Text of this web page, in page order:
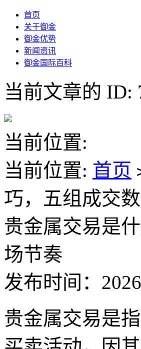
首页
关于御金
御金优势
新闻资讯
御金国际百科
当前文章的 ID:
当前位置:
当前位置: 首页
巧，五组成交
贵金属交易是
场节奏
发布时间：
贵金属交易是